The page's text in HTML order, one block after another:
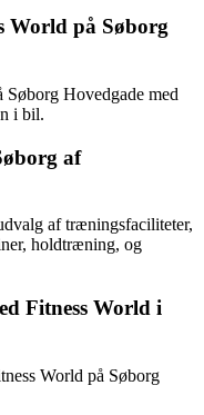
World på Søborg
Hovedgade med
i bil.
af
af træningsfaciliteter,
holdtræning, og
Fitness World i
World på Søborg